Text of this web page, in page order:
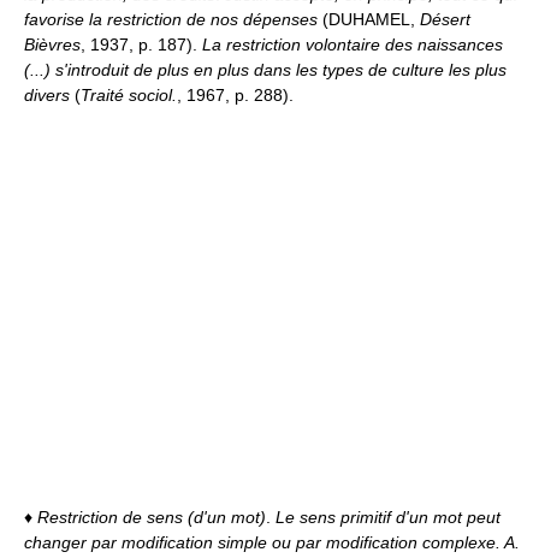
favorise la restriction de nos dépenses (DUHAMEL, Désert
Bièvres , 1937, p. 187). La restriction volontaire des naissances
(...) s'introduit de plus en plus dans les types de culture les plus
divers (Traité sociol. , 1967, p. 288).
♦ Restriction de sens (d'un mot) Le sens primitif d'un mot peut
changer par modification simple ou par modification complexe. A.